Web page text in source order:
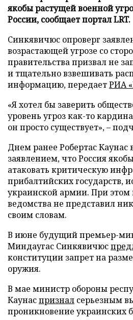
якобы растущей военной
России, сообщает портал LRT.
Синкявичюс опроверг
возрастающей угрозе со
правительства призвал не
и тщательно взвешивать
информацию, передаетРИА
«Я хотел бы заверить
уровень угроз как-то
он просто существует», –
Днем ранее Робертас Каунас
заявлением, что Россия
атаковать критическую
прибалтийских государств,
украинской армии. При этом
ведомства не представил
своим словам.
В июне будущий премьер-
Миндаугас Синкявичюс
конституции запрет на
оружия.
В мае министр обороны
Каунаспризнал серьезным
проникновение украинских